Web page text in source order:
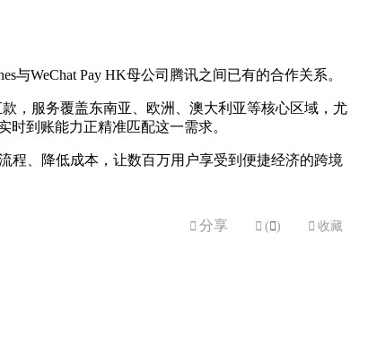
与WeChat Pay HK母公司腾讯之间已有的合作关系。
，服务覆盖东南亚、欧洲、澳大利亚等核心区域，尤
到账能力正精准匹配这一需求。
程、降低成本，让数百万用户享受到便捷经济的跨境
 分享  ( )  收藏